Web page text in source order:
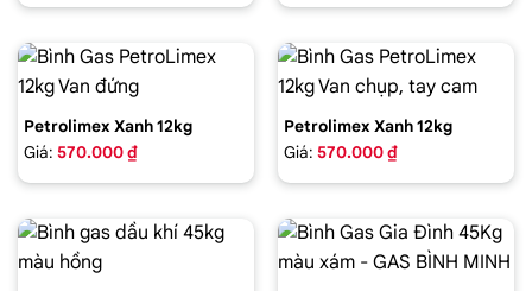
Petrolimex Xanh 12kg
Giá: 570.000 ₫
Petrolimex Xanh 12kg
Giá: 570.000 ₫